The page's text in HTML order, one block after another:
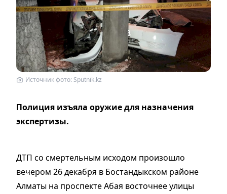
Источник фото: Sputnik.kz
Полиция изъяла оружие для назначения
экспертизы.
ДТП со смертельным исходом произошло
вечером 26 декабря в Бостандыкском районе
Алматы на проспекте Абая восточнее улицы